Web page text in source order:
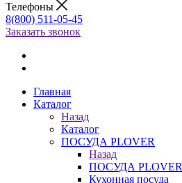
Телефоны
8(800) 511-05-45
Заказать звонок
Главная
Каталог
Назад
Каталог
ПОСУДА PLOVER
Назад
ПОСУДА PLOVER
Кухонная посуда